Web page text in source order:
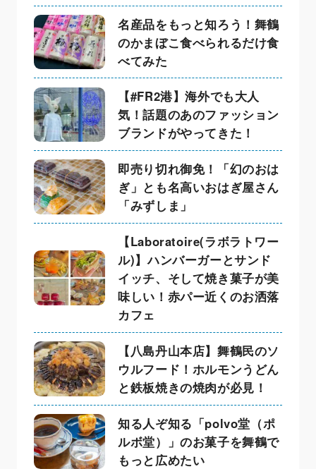
名産品をもっと知ろう！舞鶴
のかまぼこ食べられるだけ食
べてみた
【#FR2港】海外でも大人
気！話題のあのファッション
ブランドがやってきた！
即売り切れ御免！「幻のおは
ぎ」とも名高いおはぎ屋さん
「みずしま」
【Laboratoire(ラボラトワー
ル)】ハンバーガーとサンド
イッチ、そして焼き菓子が美
味しい！赤パー近くのお洒落
カフェ
【八島丹山本店】舞鶴民のソ
ウルフード！ホルモンうどん
と鉄板焼きの焼肉が必見！
知る人ぞ知る「polvo堂（ポ
ルボ堂）」のお菓子を舞鶴で
もっと広めたい